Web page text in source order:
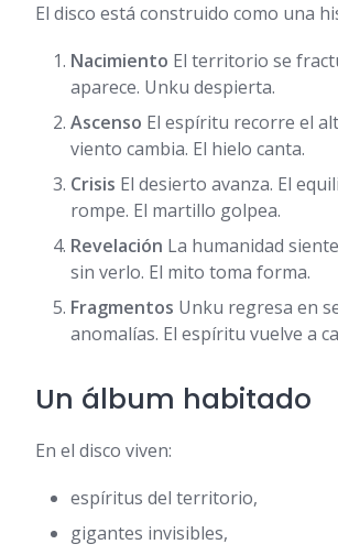
El disco está construido como una
Nacimiento El territorio se
aparece. Unku despierta.
Ascenso El espíritu recorre el
viento cambia. El hielo canta.
Crisis El desierto avanza. El
rompe. El martillo golpea.
Revelación La humanidad
sin verlo. El mito toma forma.
Fragmentos Unku regresa en
anomalías. El espíritu vuelve a
Un álbum habitado
En el disco viven:
espíritus del territorio,
gigantes invisibles,